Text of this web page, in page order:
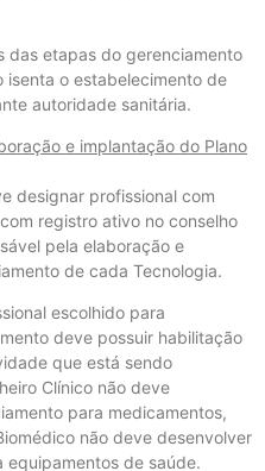
das etapas do gerenciamento
o estabelecimento de
autoridade sanitária.
e implantação do Plano
designar profissional com
registro ativo no conselho
pela elaboração e
de cada Tecnologia.
escolhido para
deve possuir habilitação
que está sendo
Clínico não deve
para medicamentos,
não deve desenvolver
equipamentos de saúde.